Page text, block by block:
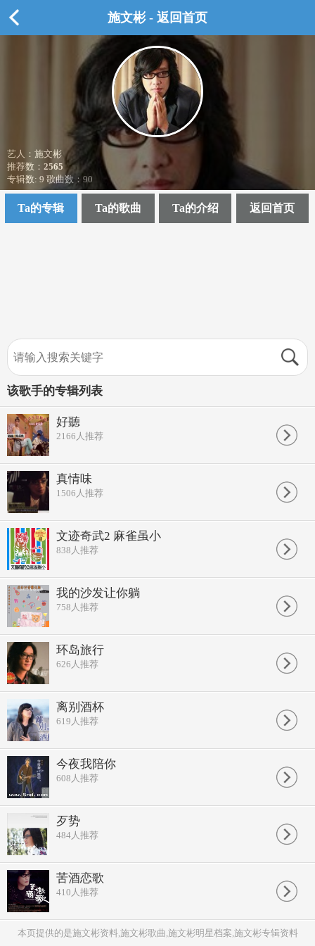
施文彬 - 返回首页
艺人：施文彬
推荐数： 2565
专辑数: 9 歌曲数：90
Ta的专辑 Ta的歌曲 Ta的介绍 返回首页
该歌手的专辑列表
好聽
2166 人推荐
真情味
1506 人推荐
文迹奇武2 麻雀虽小
838 人推荐
我的沙发让你躺
758 人推荐
环岛旅行
626 人推荐
离别酒杯
619 人推荐
今夜我陪你
608 人推荐
歹势
484人推荐
苦酒恋歌
410 人推荐
本页提供的是施文彬资料,施文彬歌曲,施文彬明星档案,施文彬专辑资料